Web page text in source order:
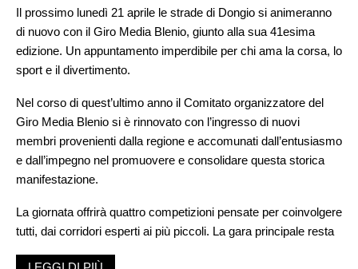
Il prossimo lunedì 21 aprile le strade di Dongio si animeranno
di nuovo con il Giro Media Blenio, giunto alla sua 41esima
edizione. Un appuntamento imperdibile per chi ama la corsa, lo
sport e il divertimento.
Nel corso di quest’ultimo anno il Comitato organizzatore del
Giro Media Blenio si è rinnovato con l’ingresso di nuovi
membri provenienti dalla regione e accomunati dall’entusiasmo
e dall’impegno nel promuovere e consolidare questa storica
manifestazione.
La giornata offrirà quattro competizioni pensate per coinvolgere
tutti, dai corridori esperti ai più piccoli. La gara principale resta